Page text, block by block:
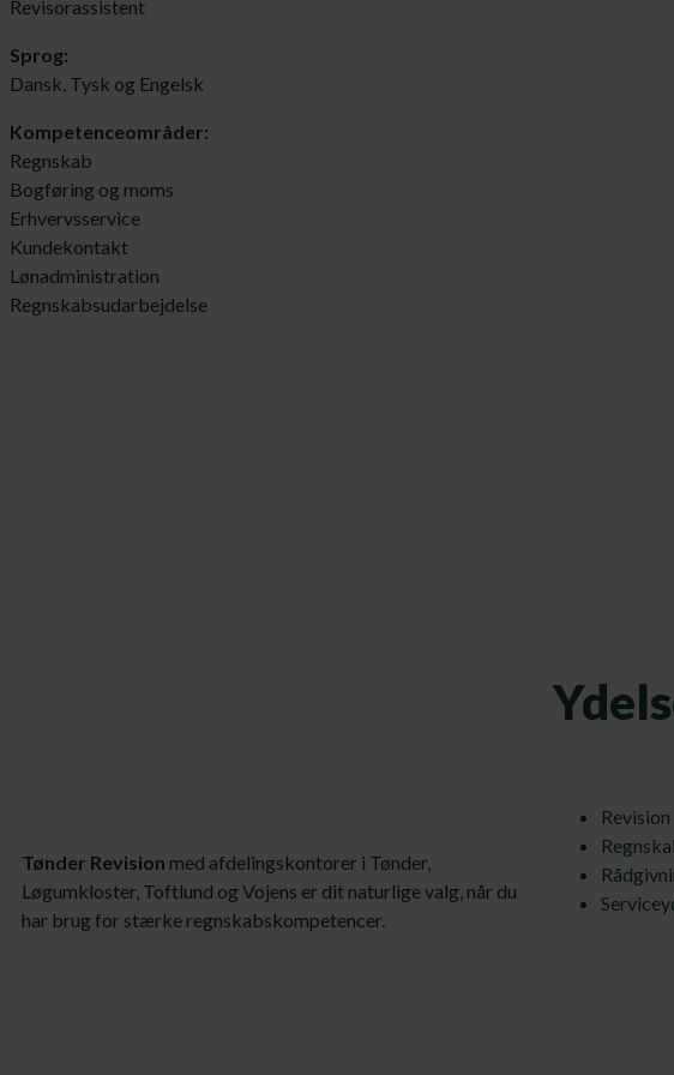
Revisorassistent
Sprog:
Dansk, Tysk og Engelsk
Kompetenceområder:
Regnskab
Bogføring og moms
Erhvervsservice
Kundekontakt
Lønadministration
Regnskabsudarbejdelse
Tønder Revision med afdelingskontorer i Tønder,
Løgumkloster, Toftlund og Vojens er dit naturlige valg, når du
har brug for stærke regnskabskompetencer.
Revision